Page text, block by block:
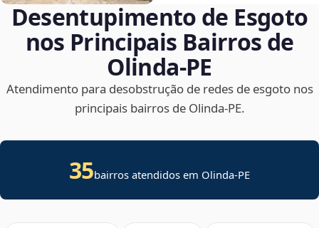
Desentupimento de Esgoto
nos Principais Bairros de
Olinda‑PE
Atendimento para desobstrução de redes de esgoto nos
principais bairros de Olinda‑PE.
35bairros atendidos em Olinda-PE